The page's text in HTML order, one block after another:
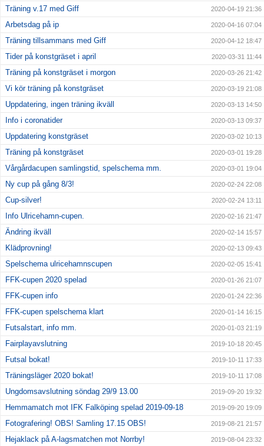
Träning v.17 med Giff 2020-04-19 21:36
Arbetsdag på ip 2020-04-16 07:04
Träning tillsammans med Giff 2020-04-12 18:47
Tider på konstgräset i april 2020-03-31 11:44
Träning på konstgräset i morgon 2020-03-26 21:42
Vi kör träning på konstgräset 2020-03-19 21:08
Uppdatering, ingen träning ikväll 2020-03-13 14:50
Info i coronatider 2020-03-13 09:37
Uppdatering konstgräset 2020-03-02 10:13
Träning på konstgräset 2020-03-01 19:28
Vårgårdacupen samlingstid, spelschema mm. 2020-03-01 19:04
Ny cup på gång 8/3! 2020-02-24 22:08
Cup-silver! 2020-02-24 13:11
Info Ulricehamn-cupen. 2020-02-16 21:47
Ändring ikväll 2020-02-14 15:57
Klädprovning! 2020-02-13 09:43
Spelschema ulricehamnscupen 2020-02-05 15:41
FFK-cupen 2020 spelad 2020-01-26 21:07
FFK-cupen info 2020-01-24 22:36
FFK-cupen spelschema klart 2020-01-14 16:15
Futsalstart, info mm. 2020-01-03 21:19
Fairplayavslutning 2019-10-18 20:45
Futsal bokat! 2019-10-11 17:33
Träningsläger 2020 bokat! 2019-10-11 17:08
Ungdomsavslutning söndag 29/9 13.00 2019-09-20 19:32
Hemmamatch mot IFK Falköping spelad 2019-09-18 2019-09-20 19:09
Fotografering! OBS! Samling 17.15 OBS! 2019-08-21 21:57
Hejaklack på A-lagsmatchen mot Norrby! 2019-08-04 23:32